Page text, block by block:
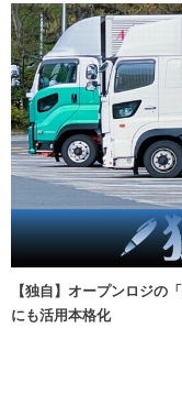
【独自】オープンロジの
にも活用本格化